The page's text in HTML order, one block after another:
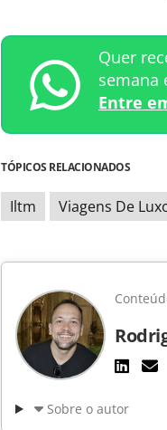
Quer
semana
Entre
TÓPICOS RELACIONADOS
Iltm Viagens De
Sobre o autor